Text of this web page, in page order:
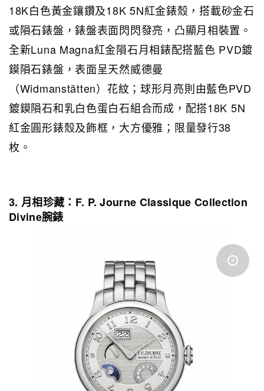
18K白色黃金鑲鑽及18K 5N紅金錶殼，搭載砂金石
或隕石錶盤，錶盤表面閃閃發亮，凸顯月相裝置。
全新Luna Magna紅金隕石月相錶配搭藍色 PVD鍍
鏌隕石錶盤，表面呈天然威德曼
（Widmanstätten）花紋；球形月亮則由藍色PVD
鍍鏌隕石和乳白色蛋白石組合而成，配搭18K 5N
紅金圓形錶殼及飾框，大方優雅；限量發行38
枚。
3. 月相珍藏：F. P. Journe Classique Collection
Divine腕錶